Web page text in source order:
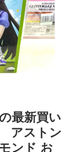
最新買い
アストン
ンド お